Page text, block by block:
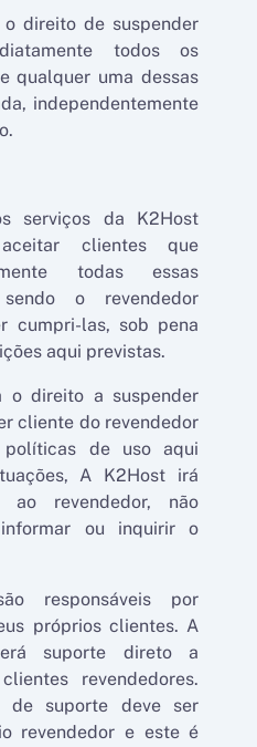
direito de suspender
todos os
qualquer uma dessas
independentemente
serviços da K2Host
clientes que
todas essas
o revendedor
cumpri-las, sob pena
aqui previstas.
o direito a suspender
cliente do revendedor
de uso aqui
A K2Host irá
revendedor, não
ou inquirir o
responsáveis por
próprios clientes. A
suporte direto a
revendedores.
de suporte deve ser
revendedor e este é